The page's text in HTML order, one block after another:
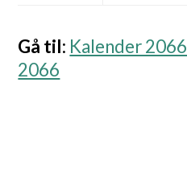
Gå til: Kalender 2066
2066